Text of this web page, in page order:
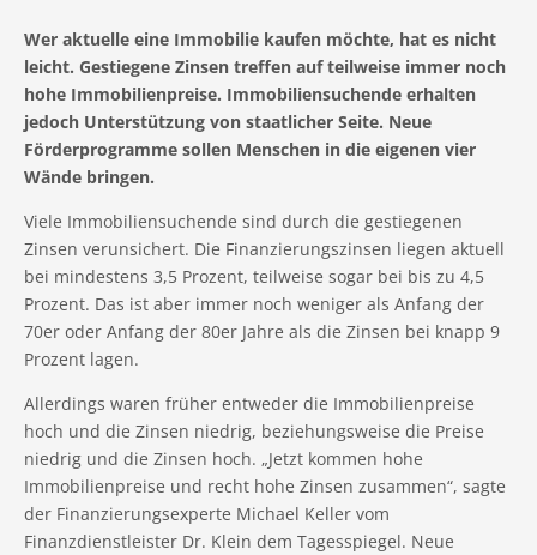
Wer aktuelle eine Immobilie kaufen möchte, hat es nicht
leicht. Gestiegene Zinsen treffen auf teilweise immer noch
hohe Immobilienpreise. Immobiliensuchende erhalten
jedoch Unterstützung von staatlicher Seite. Neue
Förderprogramme sollen Menschen in die eigenen vier
Wände bringen.
Viele Immobiliensuchende sind durch die gestiegenen
Zinsen verunsichert. Die Finanzierungszinsen liegen aktuell
bei mindestens 3,5 Prozent, teilweise sogar bei bis zu 4,5
Prozent. Das ist aber immer noch weniger als Anfang der
70er oder Anfang der 80er Jahre als die Zinsen bei knapp 9
Prozent lagen.
Allerdings waren früher entweder die Immobilienpreise
hoch und die Zinsen niedrig, beziehungsweise die Preise
niedrig und die Zinsen hoch. „Jetzt kommen hohe
Immobilienpreise und recht hohe Zinsen zusammen“, sagte
der Finanzierungsexperte Michael Keller vom
Finanzdienstleister Dr. Klein dem Tagesspiegel. Neue